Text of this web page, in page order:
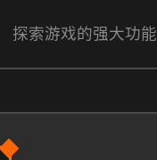
探索游戏的强大功能